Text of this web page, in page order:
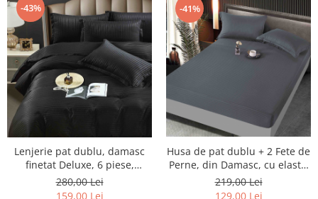
-43%
Lenjerie pat dublu, damasc
finetat Deluxe, 6 piese,
cearceaf pat cu elastic, Negru
280,00 Lei
159,00 Lei
-41%
Husa de pat dublu + 2 Fete de
Perne, din Damasc, cu elastic
- Gri Inchis
219,00 Lei
129,00 Lei